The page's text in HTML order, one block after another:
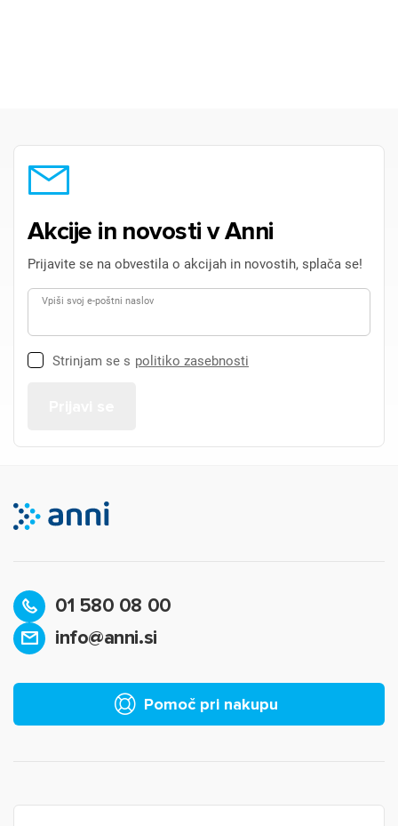
Akcije in novosti v Anni
Prijavite se na obvestila o akcijah in novostih, splača se!
Vpiši svoj e-poštni naslov
Strinjam se s politiko zasebnosti
01 580 08 00
info@anni.si
Pomoč pri nakupu